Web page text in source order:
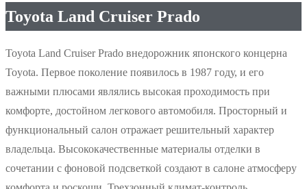
Toyota Land Cruiser Prado
Toyota Land Cruiser Prado внедорожник японского концерна
Toyota. Первое поколение появилось в 1987 году, и его
важными плюсами являлись высокая проходимость при
комфорте, достойном легкового автомобиля. Просторный и
функциональный салон отражает решительный характер
владельца. Высококачественные материалы отделки в
сочетании с фоновой подсветкой создают в салоне атмосферу